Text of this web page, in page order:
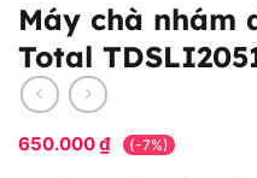
Máy chà nhám
Total
650.000₫ (-7%)